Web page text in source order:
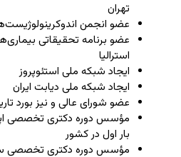
تهران
عضو انجمن
عضو برنامه تحقیقاتی
استرالیا
ایجاد شبکه ملی استئوپروز
ایجاد شبکه ملی دیابت ایران
عضو شورای عالی و نیز بورد
مؤسس دوره دکتری تخصصی
بار اول در کشور
مؤسس دوره دکتری تخصصی